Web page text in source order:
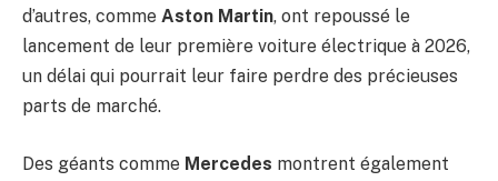
d’autres, comme Aston Martin, ont repoussé le
lancement de leur première voiture électrique à 2026,
un délai qui pourrait leur faire perdre des précieuses
parts de marché.
Des géants comme Mercedes montrent également